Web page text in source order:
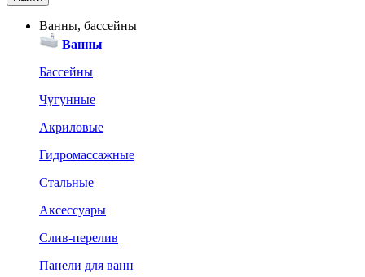
Ванны, бассейны
Ванны
Бассейны
Чугунные
Акриловые
Гидромассажные
Стальные
Аксессуары
Слив-перелив
Панели для ванн